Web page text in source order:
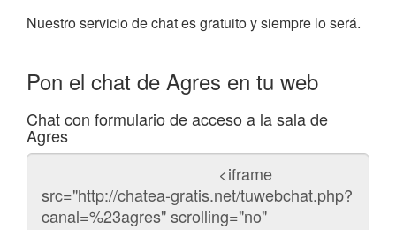
Nuestro servicio de chat es gratuito y siempre lo será.
Pon el chat de Agres en tu web
Chat con formulario de acceso a la sala de
Agres
Código
chat